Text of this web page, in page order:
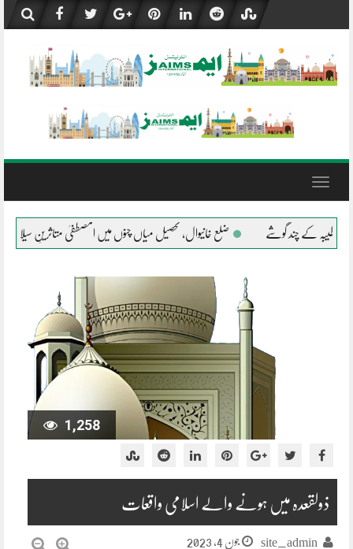
content
Toggle
ضلع خانیوال، تحصیل میاں چنوں میں المصطفیٰ متاثرینِ سیلاب کے شانہ بشانہ
1,258
ذولقعدہ میں ہونے والے اسلامی واقعات
site_admin جون 4, 2023